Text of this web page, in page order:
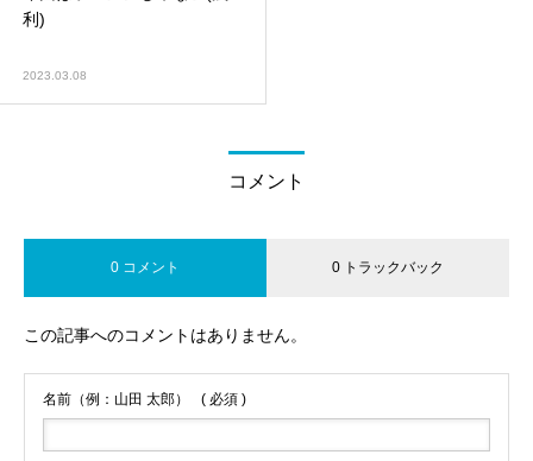
利)
2023.03.08
コメント
0 コメント 0 トラックバック
この記事へのコメントはありません。
名前（例：山田 太郎） ( 必須 )